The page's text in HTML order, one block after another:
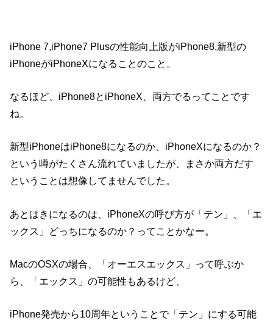
iPhone 7,iPhone7 Plusの性能向上版がiPhone8,新型の
iPhoneがiPhoneXになることのこと。
なるほど、iPhone8とiPhoneX、両方でるってことです
ね。
新型iPhoneはiPhone8になるのか、iPhoneXになるのか？
という噂がたくさん流れていましたが、まさか両方だす
ということは想像してませんでした。
あとはきになるのは、iPhoneXの呼び方が「テン」、「エ
ックス」どっちになるのか？ってことかなー。
MacのOSXの場合、「オーエスエックス」って呼ぶか
ら、「エックス」の可能性もあるけど、
iPhone発売から10周年ということで「テン」にする可能